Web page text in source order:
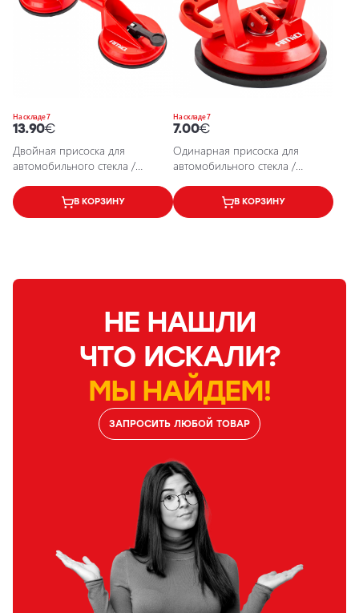
На складе 7
13.90€
Двойная присоска для
автомобильного стекла /
5903293029022 / 25-6901
В КОРЗИНУ
На складе 7
7.00€
Одинарная присоска для
автомобильного стекла /
5903293029015 / 25-690
В КОРЗИНУ
НЕ НАШЛИ
ЧТО ИСКАЛИ?
МЫ НАЙДЕМ!
ЗАПРОСИТЬ ЛЮБОЙ ТОВАР